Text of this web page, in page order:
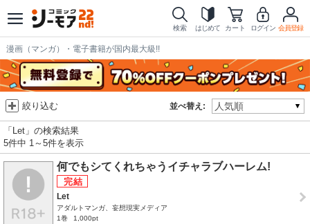
検索 はじめて カート ログイン 会員登録
漫画（マンガ）・電子書籍が国内最大級!!
並べ替え:
絞り込む
「Let」の検索結果
5件中 1～5件を表示
何でもシてくれちゃうイチャラブハーレム!
Let
アダルトマンガ、妄想現実メディア
1巻
1,000pt